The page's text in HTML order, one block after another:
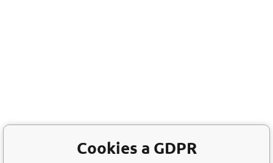
Cookies a GDPR